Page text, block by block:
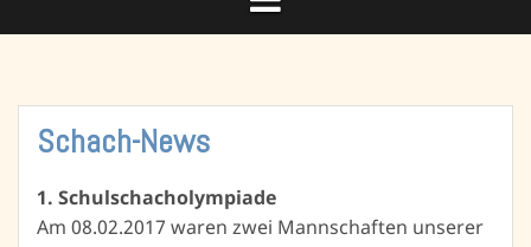
Schach-News
1. Schulschacholympiade
Am 08.02.2017 waren zwei Mannschaften unserer